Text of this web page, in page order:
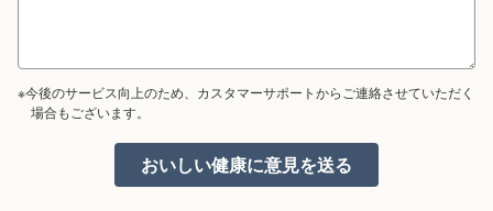
※今後のサービス向上のため、カスタマーサポートからご連絡させていただく
場合もございます。